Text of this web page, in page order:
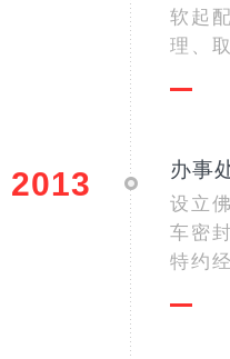
软起
理、
2013 办事
设立
车密
特约